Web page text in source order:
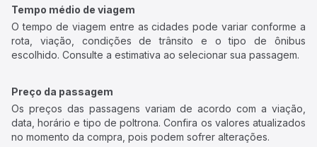
Tempo médio de viagem
O tempo de viagem entre as cidades pode variar conforme a
rota, viação, condições de trânsito e o tipo de ônibus
escolhido. Consulte a estimativa ao selecionar sua passagem.
Preço da passagem
Os preços das passagens variam de acordo com a viação,
data, horário e tipo de poltrona. Confira os valores atualizados
no momento da compra, pois podem sofrer alterações.